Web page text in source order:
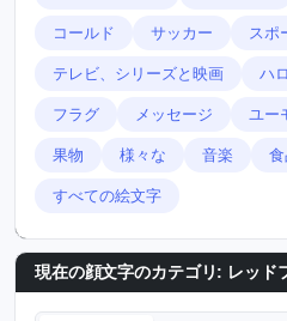
コールド サッカー スポ
テレビ、シリーズと映画 ハ
フラグ メッセージ ユー
果物 様々な 音楽 食
すべての絵文字
現在の顔文字のカテゴリ: レッド